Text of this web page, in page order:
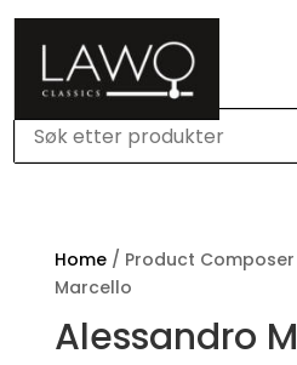
Home/ Product
Marcello
Alessandro